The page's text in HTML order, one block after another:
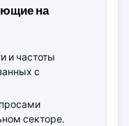
на
и частоты
с
секторе.